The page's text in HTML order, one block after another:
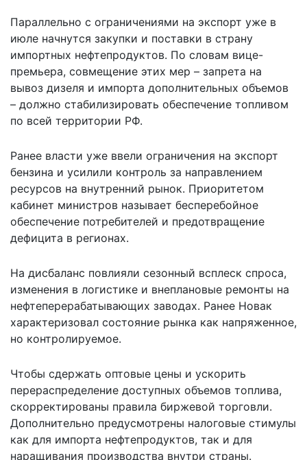
Параллельно с ограничениями на экспорт уже в
июле начнутся закупки и поставки в страну
импортных нефтепродуктов. По словам вице-
премьера, совмещение этих мер – запрета на
вывоз дизеля и импорта дополнительных объемов
– должно стабилизировать обеспечение топливом
по всей территории РФ.
Ранее власти уже ввели ограничения на экспорт
бензина и усилили контроль за направлением
ресурсов на внутренний рынок. Приоритетом
кабинет министров называет бесперебойное
обеспечение потребителей и предотвращение
дефицита в регионах.
На дисбаланс повлияли сезонный всплеск спроса,
изменения в логистике и внеплановые ремонты на
нефтеперерабатывающих заводах. Ранее Новак
характеризовал состояние рынка как напряженное,
но контролируемое.
Чтобы сдержать оптовые цены и ускорить
перераспределение доступных объемов топлива,
скорректированы правила биржевой торговли.
Дополнительно предусмотрены налоговые стимулы
как для импорта нефтепродуктов, так и для
наращивания производства внутри страны.